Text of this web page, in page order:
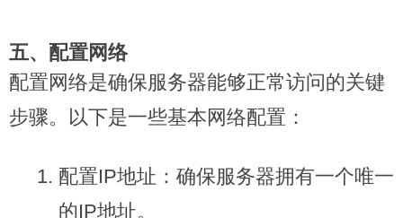
五、配置网络
配置网络是确保服务器能够正常访问的关键
步骤。以下是一些基本网络配置：
配置IP地址：确保服务器拥有一个唯一
的IP地址。